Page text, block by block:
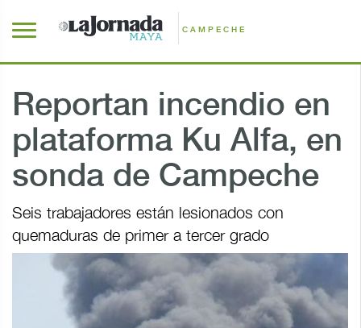
CAMPECHE
Reportan incendio en
plataforma Ku Alfa, en
sonda de Campeche
Seis trabajadores están lesionados con
quemaduras de primer a tercer grado